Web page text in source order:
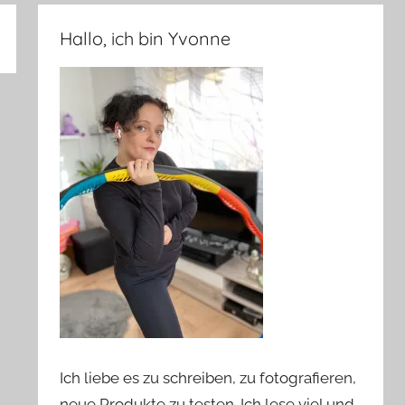
Hallo, ich bin Yvonne
Ich liebe es zu schreiben, zu fotografieren,